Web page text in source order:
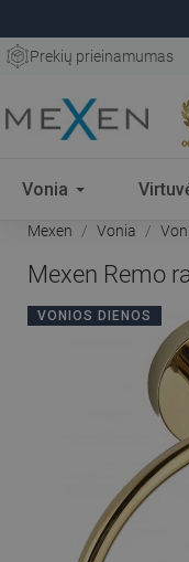
Prekių prieinamumas
Vonia
Mexen Vonia
Mexen Remo
VONIOS DIENOS